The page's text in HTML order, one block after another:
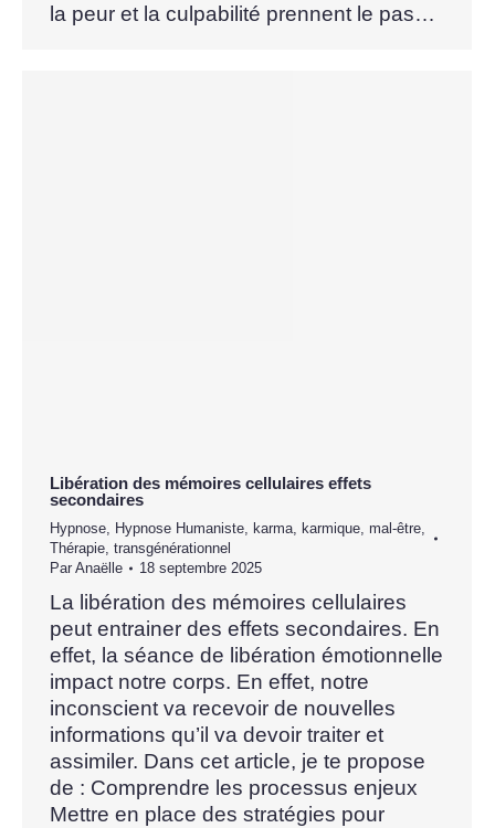
la peur et la culpabilité prennent le pas…
Libération des mémoires cellulaires effets
secondaires
Hypnose Hypnose Humaniste karma karmique mal-être
Thérapie transgénérationnel
Par Anaëlle 18 septembre 2025
La libération des mémoires cellulaires
peut entrainer des effets secondaires. En
effet, la séance de libération émotionnelle
impact notre corps. En effet, notre
inconscient va recevoir de nouvelles
informations qu’il va devoir traiter et
assimiler. Dans cet article, je te propose
de : Comprendre les processus enjeux
Mettre en place des stratégies pour